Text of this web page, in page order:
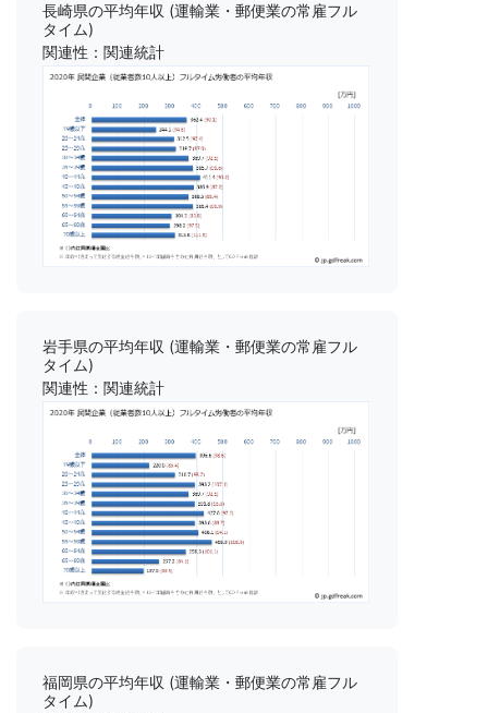
長崎県の平均年収 (運輸業・郵便業の常雇フル
タイム)
関連性：関連統計
岩手県の平均年収 (運輸業・郵便業の常雇フル
タイム)
関連性：関連統計
福岡県の平均年収 (運輸業・郵便業の常雇フル
タイム)